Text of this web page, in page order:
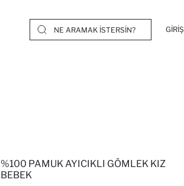
GIRIŞ
%100 PAMUK AYICIKLI GÖMLEK KIZ
BEBEK